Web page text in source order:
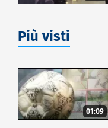
Più visti
01:09